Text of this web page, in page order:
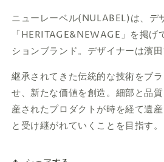
ニューレーベル(NULABEL)は、デ
「HERITAGE&NEWAGE」を掲げ
ションブランド。デザイナーは濱田
継承されてきた伝統的な技術をブ
せ、新たな価値を創造。細部と品
産されたプロダクトが時を経て遺
と受け継がれていくことを目指す。